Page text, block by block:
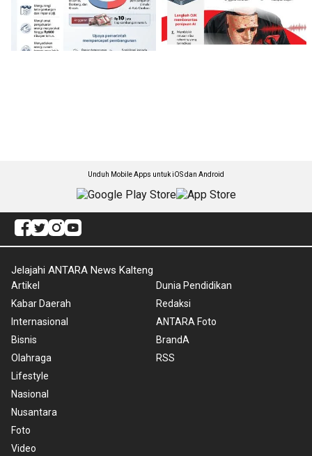
Unduh Mobile Apps untuk iOS dan Android
Jelajahi ANTARA News Kalteng
Artikel
Kabar Daerah
Internasional
Bisnis
Olahraga
Lifestyle
Nasional
Nusantara
Foto
Video
Dunia Pendidikan
Redaksi
ANTARA Foto
BrandA
RSS